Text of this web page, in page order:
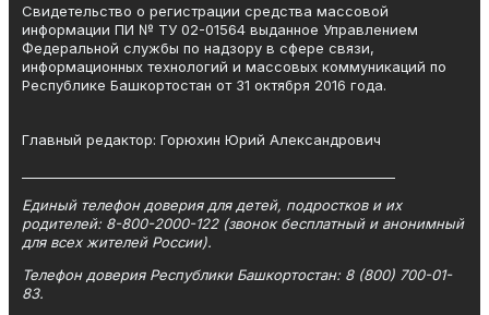
Свидетельство о регистрации средства массовой
информации ПИ № ТУ 02-01564 выданное Управлением
Федеральной службы по надзору в сфере связи,
информационных технологий и массовых коммуникаций по
Республике Башкортостан от 31 октября 2016 года.
Главный редактор: Горюхин Юрий Александрович
Единый телефон доверия для детей, подростков и их
родителей: 8-800-2000-122 (звонок бесплатный и анонимный
для всех жителей России).
Телефон доверия Республики Башкортостан: 8 (800) 700-01-
83.